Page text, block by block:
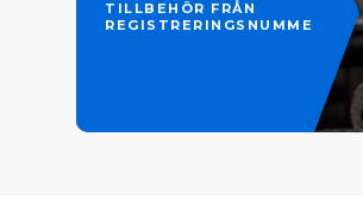
TILLBEHÖR FRÅN
REGISTRERINGSNUMMER